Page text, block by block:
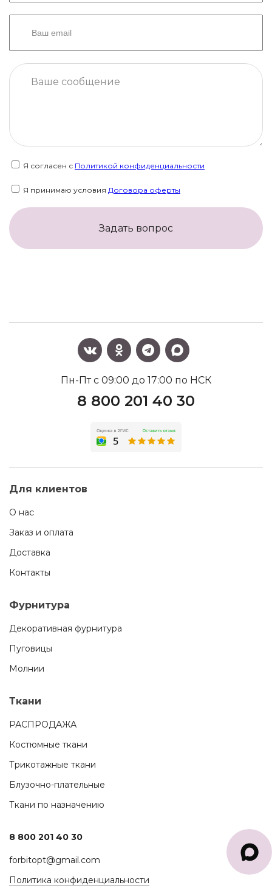
Я согласен с Политикой конфиденциальности
Я принимаю условия Договора оферты
Задать вопрос
Пн-Пт с 09:00 до 17:00 по НСК
8 800 201 40 30
Для клиентов
О нас
Заказ и оплата
Доставка
Контакты
Фурнитура
Декоративная фурнитура
Пуговицы
Молнии
Ткани
РАСПРОДАЖА
Костюмные ткани
Трикотажные ткани
Блузочно-плательные
Ткани по назначению
8 800 201 40 30
forbitopt@gmail.com
Политика конфиденциальности